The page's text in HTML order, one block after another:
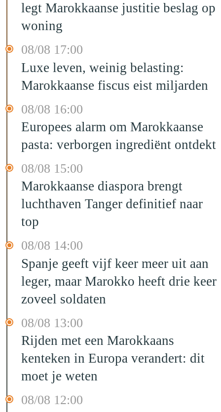
legt Marokkaanse justitie beslag op
woning
08/08 17:00
Luxe leven, weinig belasting:
Marokkaanse fiscus eist miljarden
08/08 16:00
Europees alarm om Marokkaanse
pasta: verborgen ingrediënt ontdekt
08/08 15:00
Marokkaanse diaspora brengt
luchthaven Tanger definitief naar
top
08/08 14:00
Spanje geeft vijf keer meer uit aan
leger, maar Marokko heeft drie keer
zoveel soldaten
08/08 13:00
Rijden met een Marokkaans
kenteken in Europa verandert: dit
moet je weten
08/08 12:00